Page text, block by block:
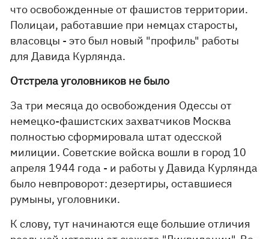
что освобожденные от фашистов территории.
Полицаи, работавшие при немцах старосты,
власовцы - это был новый "профиль" работы
для Давида Курлянда.
Отстрела уголовников не было
За три месяца до освобождения Одессы от
немецко-фашистских захватчиков Москва
полностью сформировала штат одесской
милиции. Советские войска вошли в город 10
апреля 1944 года - и работы у Давида Курлянда
было невпроворот: дезертиры, оставшиеся
румыны, уголовники.
К слову, тут начинаются еще большие отличия